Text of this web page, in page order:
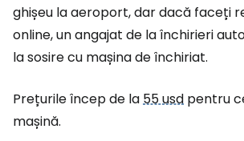
ghișeu la aeroport, dar dacă faceți
online, un angajat de la închirieri
la sosire cu mașina de închiriat.
Prețurile încep de la55 usd pentru
mașină.